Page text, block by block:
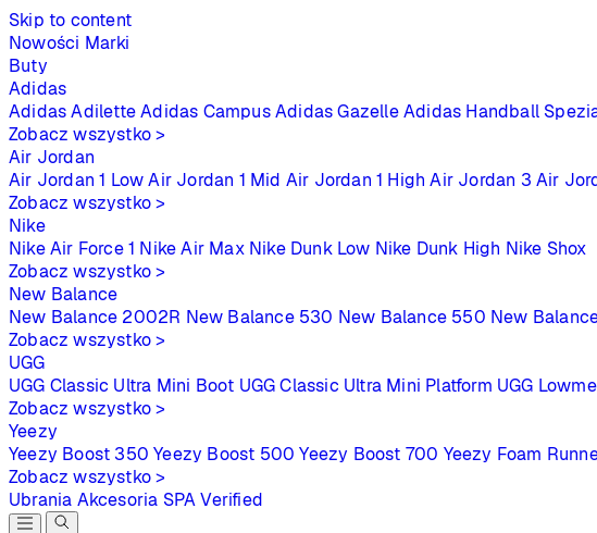
Skip to content
Nowości Marki
Buty
Adidas
Adidas Adilette Adidas Campus Adidas Gazelle Adidas Handball
Zobacz wszystko >
Air Jordan
Air Jordan 1 Low Air Jordan 1 Mid Air Jordan 1 High Air Jordan 3 Air
Zobacz wszystko >
Nike
Nike Air Force 1 Nike Air Max Nike Dunk Low Nike Dunk High Nike Shox
Zobacz wszystko >
New Balance
New Balance 2002R New Balance 530 New Balance 550 New
Zobacz wszystko >
UGG
UGG Classic Ultra Mini Boot UGG Classic Ultra Mini Platform UGG
Zobacz wszystko >
Yeezy
Yeezy Boost 350 Yeezy Boost 500 Yeezy Boost 700 Yeezy Foam
Zobacz wszystko >
Ubrania Akcesoria SPAVerified